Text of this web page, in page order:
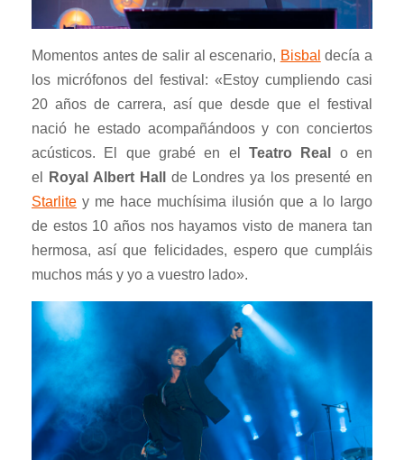
Momentos antes de salir al escenario, Bisbal decía a
los micrófonos del festival: «Estoy cumpliendo casi
20 años de carrera, así que desde que el festival
nació he estado acompañándoos y con conciertos
acústicos. El que grabé en el Teatro Real
o en
el
Royal Albert Hall
de Londres ya los presenté en
Starlite y me hace muchísima ilusión que a lo largo
de estos 10 años nos hayamos visto de manera tan
hermosa, así que felicidades, espero que cumpláis
muchos más y yo a vuestro lado».